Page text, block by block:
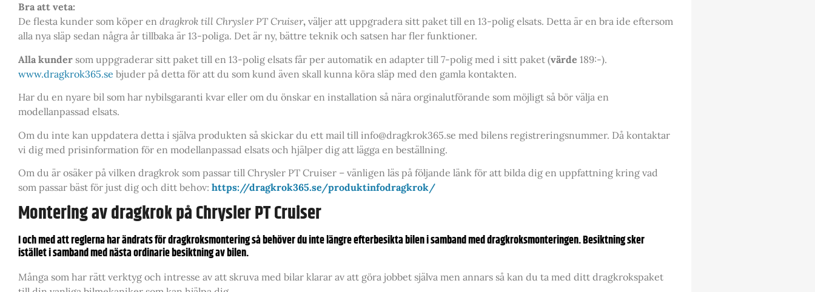
Bra att veta:
De flesta kunder som köper en dragkrok till Chrysler PT Cruiser, väljer att uppgradera sitt paket till en 13-polig elsats. Detta är en bra ide eftersom
alla nya släp sedan några år tillbaka är 13-poliga. Det är ny, bättre teknik och satsen har fler funktioner.
Alla kunder som uppgraderar sitt paket till en 13-polig elsats får per automatik en adapter till 7-polig med i sitt paket (värde 189:-).
www.dragkrok365.se bjuder på detta för att du som kund även skall kunna köra släp med den gamla kontakten.
Har du en nyare bil som har nybilsgaranti kvar eller om du önskar en installation så nära orginalutförande som möjligt så bör välja en
modellanpassad elsats.
Om du inte kan uppdatera detta i själva produkten så skickar du ett mail till info@dragkrok365.se med bilens registreringsnummer. Då kontaktar
vi dig med prisinformation för en modellanpassad elsats och hjälper dig att lägga en beställning.
Om du är osäker på vilken dragkrok som passar till Chrysler PT Cruiser – vänligen läs på följande länk för att bilda dig en uppfattning kring vad
som passar bäst för just dig och ditt behov: https://dragkrok365.se/produktinfodragkrok/
Montering av dragkrok på Chrysler PT Cruiser
I och med att reglerna har ändrats för dragkroksmontering så behöver du inte längre efterbesikta bilen i samband med dragkroksmonteringen. Besiktning sker
istället i samband med nästa ordinarie besiktning av bilen.
Många som har rätt verktyg och intresse av att skruva med bilar klarar av att göra jobbet själva men annars så kan du ta med ditt dragkrokspaket